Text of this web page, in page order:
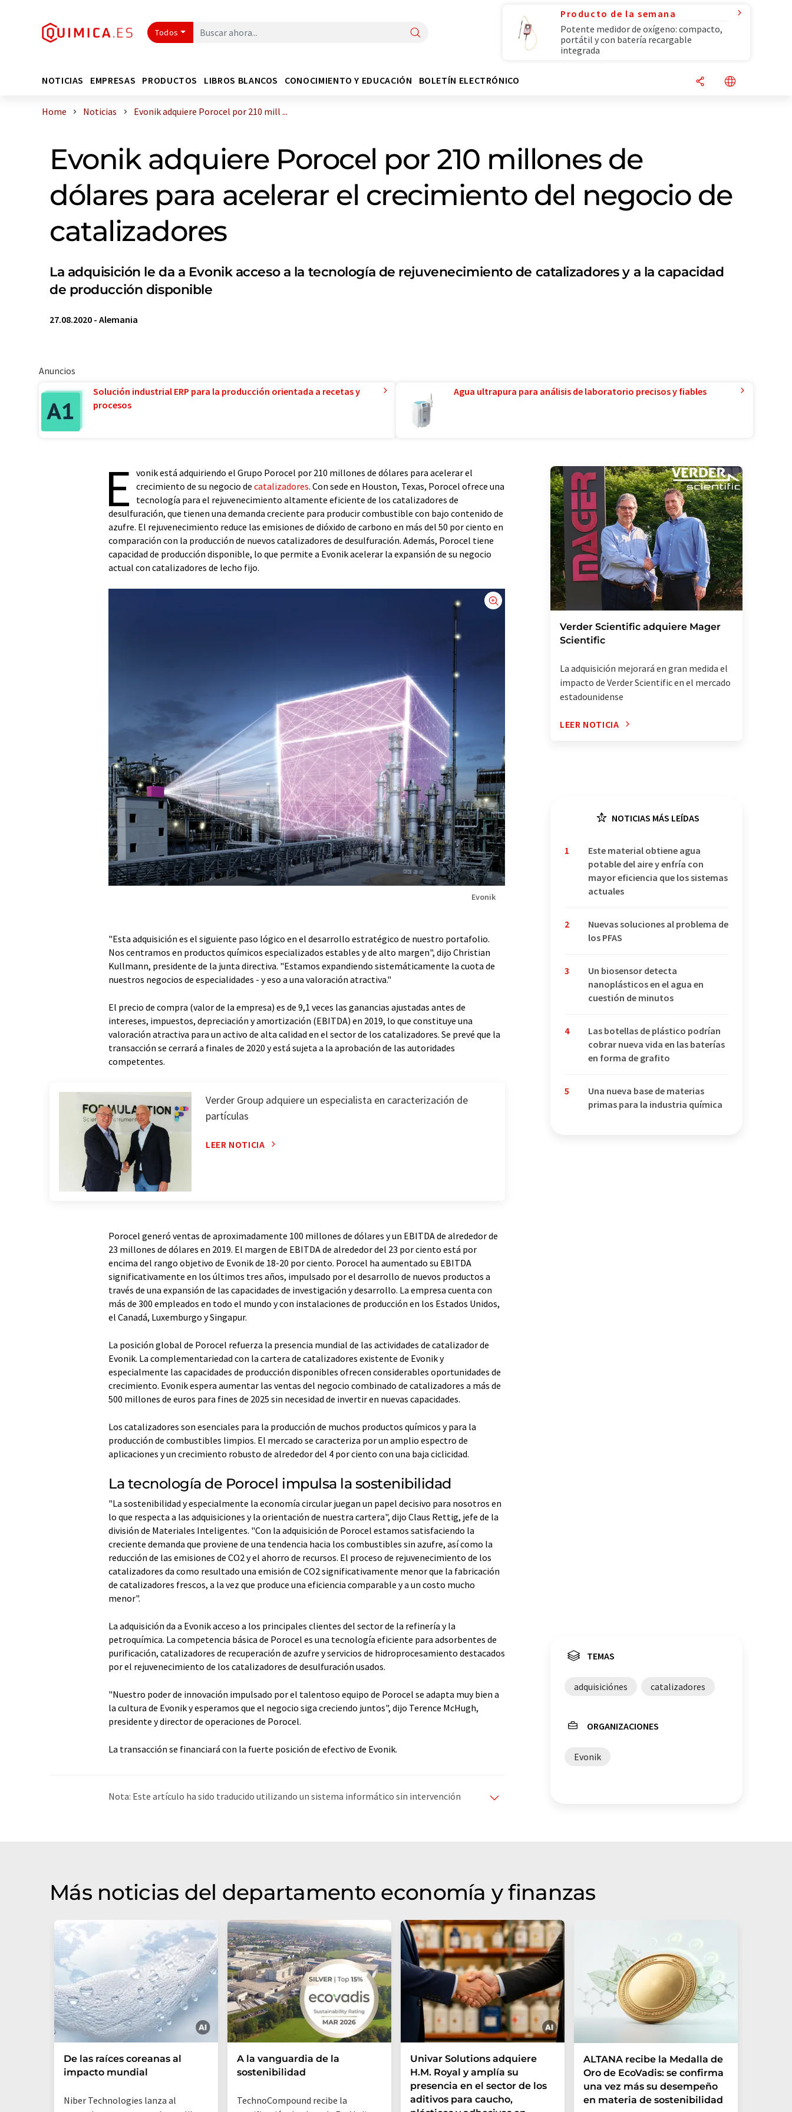
Todos
Producto de la semana
Potente medidor de oxígeno: compacto,
portátil y con batería recargable
integrada
NOTICIAS EMPRESAS PRODUCTOS LIBROS BLANCOS CONOCIMIENTO Y EDUCACIÓN BOLETÍN ELECTRÓNICO
Home Noticias Evonik adquiere Porocel por 210 mill ...
Evonik adquiere Porocel por 210 millones de
dólares para acelerar el crecimiento del negocio de
catalizadores
La adquisición le da a Evonik acceso a la tecnología de rejuvenecimiento de catalizadores y a la capacidad
de producción disponible
27.08.2020 - Alemania
Anuncios
Solución industrial ERP para la producción orientada a recetas y
procesos
Agua ultrapura para análisis de laboratorio precisos y fiables
E vonik está adquiriendo el Grupo Porocel por 210 millones de dólares para acelerar el
crecimiento de su negocio de catalizadores. Con sede en Houston, Texas, Porocel ofrece una
tecnología para el rejuvenecimiento altamente eficiente de los catalizadores de
desulfuración, que tienen una demanda creciente para producir combustible con bajo contenido de
azufre. El rejuvenecimiento reduce las emisiones de dióxido de carbono en más del 50 por ciento en
comparación con la producción de nuevos catalizadores de desulfuración. Además, Porocel tiene
capacidad de producción disponible, lo que permite a Evonik acelerar la expansión de su negocio
actual con catalizadores de lecho fijo.
Evonik
"Esta adquisición es el siguiente paso lógico en el desarrollo estratégico de nuestro portafolio.
Nos centramos en productos químicos especializados estables y de alto margen", dijo Christian
Kullmann, presidente de la junta directiva. "Estamos expandiendo sistemáticamente la cuota de
nuestros negocios de especialidades - y eso a una valoración atractiva."
El precio de compra (valor de la empresa) es de 9,1 veces las ganancias ajustadas antes de
intereses, impuestos, depreciación y amortización (EBITDA) en 2019, lo que constituye una
valoración atractiva para un activo de alta calidad en el sector de los catalizadores. Se prevé que la
transacción se cerrará a finales de 2020 y está sujeta a la aprobación de las autoridades
competentes.
Verder Group adquiere un especialista en caracterización de
partículas
LEER NOTICIA
Porocel generó ventas de aproximadamente 100 millones de dólares y un EBITDA de alrededor de
23 millones de dólares en 2019. El margen de EBITDA de alrededor del 23 por ciento está por
encima del rango objetivo de Evonik de 18-20 por ciento. Porocel ha aumentado su EBITDA
significativamente en los últimos tres años, impulsado por el desarrollo de nuevos productos a
través de una expansión de las capacidades de investigación y desarrollo. La empresa cuenta con
más de 300 empleados en todo el mundo y con instalaciones de producción en los Estados Unidos,
el Canadá, Luxemburgo y Singapur.
La posición global de Porocel refuerza la presencia mundial de las actividades de catalizador de
Evonik. La complementariedad con la cartera de catalizadores existente de Evonik y
especialmente las capacidades de producción disponibles ofrecen considerables oportunidades de
crecimiento. Evonik espera aumentar las ventas del negocio combinado de catalizadores a más de
500 millones de euros para fines de 2025 sin necesidad de invertir en nuevas capacidades.
Los catalizadores son esenciales para la producción de muchos productos químicos y para la
producción de combustibles limpios. El mercado se caracteriza por un amplio espectro de
aplicaciones y un crecimiento robusto de alrededor del 4 por ciento con una baja ciclicidad.
La tecnología de Porocel impulsa la sostenibilidad
"La sostenibilidad y especialmente la economía circular juegan un papel decisivo para nosotros en
lo que respecta a las adquisiciones y la orientación de nuestra cartera", dijo Claus Rettig, jefe de la
división de Materiales Inteligentes. "Con la adquisición de Porocel estamos satisfaciendo la
creciente demanda que proviene de una tendencia hacia los combustibles sin azufre, así como la
reducción de las emisiones de CO2 y el ahorro de recursos. El proceso de rejuvenecimiento de los
catalizadores da como resultado una emisión de CO2 significativamente menor que la fabricación
de catalizadores frescos, a la vez que produce una eficiencia comparable y a un costo mucho
menor".
La adquisición da a Evonik acceso a los principales clientes del sector de la refinería y la
petroquímica. La competencia básica de Porocel es una tecnología eficiente para adsorbentes de
purificación, catalizadores de recuperación de azufre y servicios de hidroprocesamiento destacados
por el rejuvenecimiento de los catalizadores de desulfuración usados.
"Nuestro poder de innovación impulsado por el talentoso equipo de Porocel se adapta muy bien a
la cultura de Evonik y esperamos que el negocio siga creciendo juntos", dijo Terence McHugh,
presidente y director de operaciones de Porocel.
La transacción se financiará con la fuerte posición de efectivo de Evonik.
Nota: Este artículo ha sido traducido utilizando un sistema informático sin intervención
Verder Scientific adquiere Mager
Scientific
La adquisición mejorará en gran medida el
impacto de Verder Scientific en el mercado
estadounidense
LEER NOTICIA
NOTICIAS MÁS LEÍDAS
1
Este material obtiene agua
potable del aire y enfría con
mayor eficiencia que los sistemas
actuales
2
Nuevas soluciones al problema de
los PFAS
3
Un biosensor detecta
nanoplásticos en el agua en
cuestión de minutos
4
Las botellas de plástico podrían
cobrar nueva vida en las baterías
en forma de grafito
5
Una nueva base de materias
primas para la industria química
TEMAS
adquisiciónes catalizadores
ORGANIZACIONES
Evonik
Más noticias del departamento economía y finanzas
De las raíces coreanas al
impacto mundial
Niber Technologies lanza al
A la vanguardia de la
sostenibilidad
TechnoCompound recibe la
Univar Solutions adquiere
H.M. Royal y amplía su
presencia en el sector de los
aditivos para caucho,
ALTANA recibe la Medalla de
Oro de EcoVadis: se confirma
una vez más su desempeño
en materia de sostenibilidad